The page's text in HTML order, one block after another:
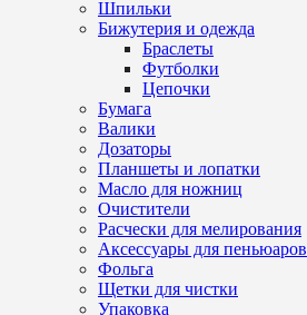
Шпильки
Бижутерия и одежда
Браслеты
Футболки
Цепочки
Бумага
Валики
Дозаторы
Планшеты и лопатки
Масло для ножниц
Очистители
Расчески для мелирования
Аксессуары для пеньюаров
Фольга
Щетки для чистки
Упаковка